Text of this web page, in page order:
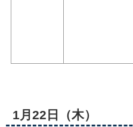
1月22日（木）